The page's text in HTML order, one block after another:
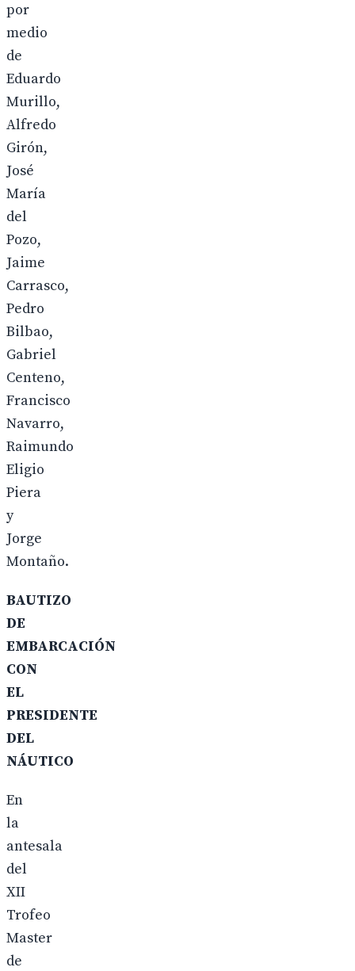
por
medio
de
Eduardo
Murillo,
Alfredo
Girón,
José
María
del
Pozo,
Jaime
Carrasco,
Pedro
Bilbao,
Gabriel
Centeno,
Francisco
Navarro,
Raimundo
Eligio
Piera
y
Jorge
Montaño.
BAUTIZO
DE
EMBARCACIÓN
CON
EL
PRESIDENTE
DEL
NÁUTICO
En
la
antesala
del
XII
Trofeo
Master
de